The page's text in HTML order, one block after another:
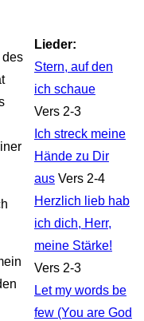
des
Lieder:
Stern, auf den
ich schaue
Vers 2-3
Ich streck meine
Hände zu Dir
aus Vers 2-4
Herzlich lieb hab
ich dich, Herr,
meine Stärke!
Vers 2-3
Let my words be
few (You are God